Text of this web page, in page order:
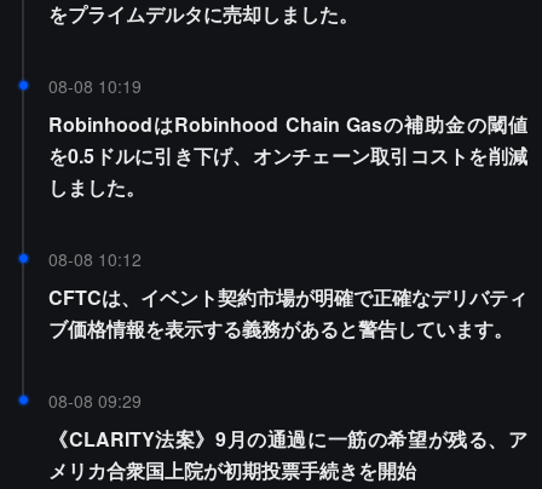
をプライムデルタに売却しました。
08-08 10:19
RobinhoodはRobinhood Chain Gasの補助金の閾値
を0.5ドルに引き下げ、オンチェーン取引コストを削減
しました。
08-08 10:12
CFTCは、イベント契約市場が明確で正確なデリバティ
ブ価格情報を表示する義務があると警告しています。
08-08 09:29
《CLARITY法案》9月の通過に一筋の希望が残る、ア
メリカ合衆国上院が初期投票手続きを開始